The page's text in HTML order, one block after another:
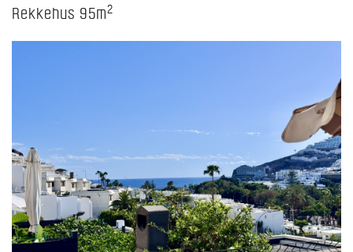
Rekkehus 95m2